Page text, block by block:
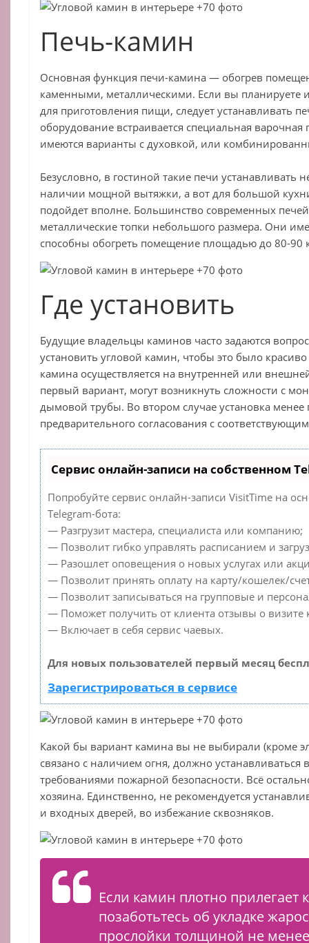
Печь-камин
Основная функция печи-камина — обогрев
каменными, металлическими. Если вы планируете
для приготовления пищи, следует устанавливать
оборудование встраивается специальная варочная
имеются варианты с духовкой, или
Безусловно, в гостиной такие печи устанавливать
наличии мощной вытяжки, а вот для большой
подойдет вполне. Большинство современных
металлические топки небольшого размера. Они
способны обогреть помещение площадью до 80-90
Где установить
Будущие владельцы каминов часто задаются
установить угловой камин, чтобы это было
камина осуществляется на внутренней или
первый вариант, могут возникнуть сложности с
дымовой трубы. Во втором случае установка менее
предварительного согласования с
Сервис онлайн-записи на собственном
Попробуйте сервис онлайн-записи VisitTime на
Telegram-бота:
— Разгрузит мастера, специалиста или компанию;
— Позволит гибко управлять расписанием и
— Разошлет оповещения о новых услугах или
— Позволит принять оплату на карту/кошелек/
— Позволит записываться на групповые и
— Поможет получить от клиента отзывы о визите
— Включает в себя сервис чаевых.
Для новых пользователей первый месяц
Зарегистрироваться в сервисе
Какой бы вариант камина вы не выбирали (кроме
связано с наличием огня, должно устанавливаться
требованиями пожарной безопасности. Всё
хозяина. Единственно, не рекомендуется
и входных дверей, во избежание сквозняков.
Если камин плотно прилегает
позаботьтесь об укладке
прослойки толщиной не